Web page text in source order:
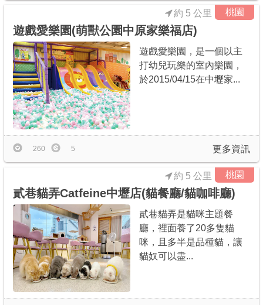
桃園
約 5 公里
遊戲愛樂園(萌獸公園中原家樂福店)
遊戲愛樂園，是一個以主
打幼兒玩樂的室內樂園，
於2015/04/15在中壢家...
更多資訊
260 5
桃園
約 5 公里
貳巷貓弄Catfeine中壢店(貓餐廳/貓咖啡廳)
貳巷貓弄是貓咪主題餐
廳，裡面養了20多隻貓
咪，且多半是品種貓，讓
貓奴可以盡...